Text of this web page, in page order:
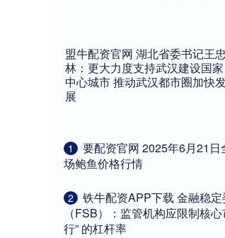
盟牛配资官网 湖北省委书记王忠
林：更大力度支持武汉建设国家
中心城市 推动武汉都市圈加快
展
1
要配资官网 2025年6月21
场鲍鱼价格行情
2
铁牛配资APP下载 金融稳定
（FSB）：监管机构应限制核
行” 的杠杆率